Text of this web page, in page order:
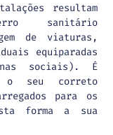
resultam
sanitário
de viaturas,
equiparadas
sociais). É
o seu correto
para os
forma a sua